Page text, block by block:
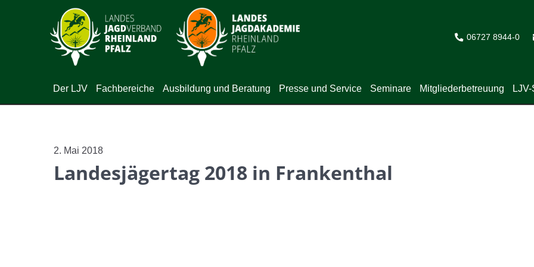
06727 8944-0
Der LJV Fachbereiche Ausbildung und Beratung Presse und Service Seminare Mitgliederbetreuung
2. Mai 2018
Landesjägertag 2018 in Frankenthal